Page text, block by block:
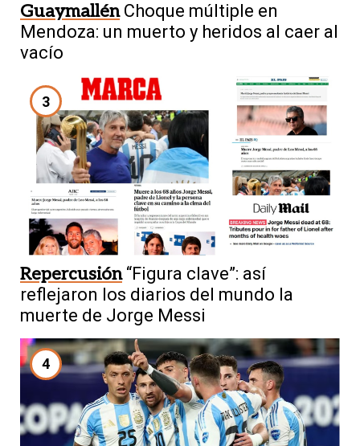
Guaymallén Choque múltiple en
Mendoza: un muerto y heridos al caer al
vacío
3
Repercusión “Figura clave”: así
reflejaron los diarios del mundo la
muerte de Jorge Messi
4